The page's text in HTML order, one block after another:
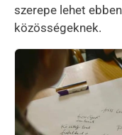
szerepe lehet
közösségeknek.
Kép